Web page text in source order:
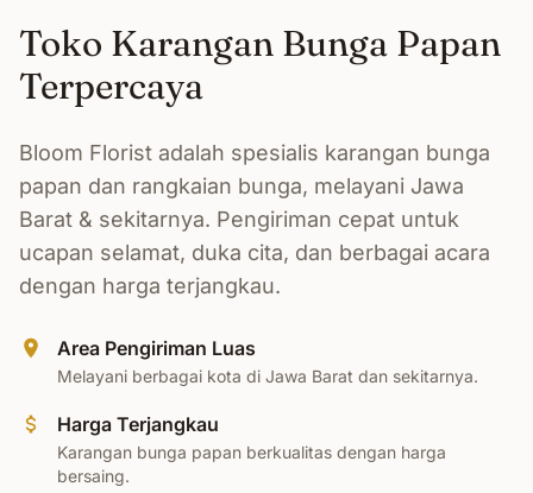
Toko Karangan Bunga Papan
Terpercaya
Bloom Florist adalah spesialis karangan bunga
papan dan rangkaian bunga, melayani Jawa
Barat & sekitarnya. Pengiriman cepat untuk
ucapan selamat, duka cita, dan berbagai acara
dengan harga terjangkau.
Area Pengiriman Luas
Melayani berbagai kota di Jawa Barat dan sekitarnya.
Harga Terjangkau
Karangan bunga papan berkualitas dengan harga
bersaing.